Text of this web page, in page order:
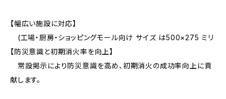
【幅広い施設に対応】
(工場・厨房・ショッピングモール向け サイズ は500×275 ミリ
【防災意識と初期消火率を向上】
常設掲示により防災意識を高め、初期消火の成功率向上に貢
献します。